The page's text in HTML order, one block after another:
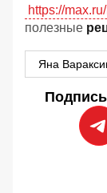
https://
полезные
Яна